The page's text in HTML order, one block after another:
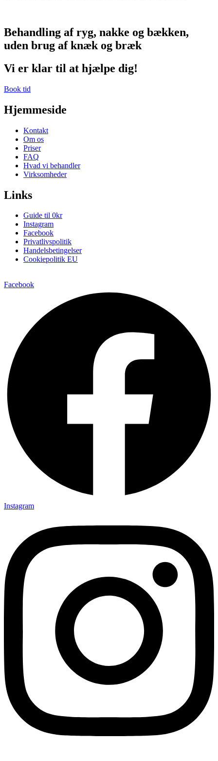
Behandling af ryg, nakke og bækken,
uden brug af knæk og bræk
Vi er klar til at hjælpe dig!
Book tid
Hjemmeside
Kontakt
Om os
Priser
FAQ
Hvad vi behandler
Virksomheder
Links
Guide til 0kr
Instagram
Facebook
Privatlivspolitik
Handelsbetingelser
Cookiepolitik EU
Facebook
Instagram